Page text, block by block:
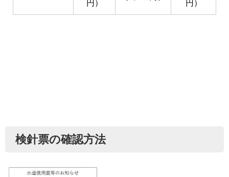
円） 円）
検針票の確認方法